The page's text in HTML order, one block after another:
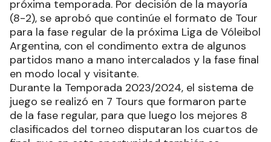
próxima temporada. Por decisión de la mayoría
(8-2), se aprobó que continúe el formato de Tour
para la fase regular de la próxima Liga de Vóleibol
Argentina, con el condimento extra de algunos
partidos mano a mano intercalados y la fase final
en modo local y visitante.
Durante la Temporada 2023/2024, el sistema de
juego se realizó en 7 Tours que formaron parte
de la fase regular, para que luego los mejores 8
clasificados del torneo disputaran los cuartos de